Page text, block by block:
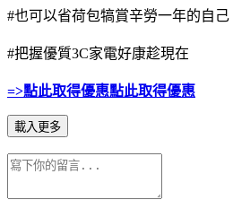
#也可以省荷包犒賞辛勞一年的自己
#把握優質3C家電好康趁現在
=>點此取得優惠點此取得優惠
載入更多